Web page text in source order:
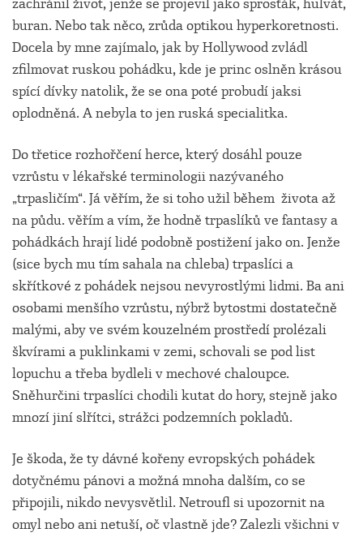
zachránil život, jenže se projevil jako sprosťák, hulvát,
buran. Nebo tak něco, zrůda optikou hyperkoretnosti.
Docela by mne zajímalo, jak by Hollywood zvládl
zfilmovat ruskou pohádku, kde je princ oslněn krásou
spící dívky natolik, že se ona poté probudí jaksi
oplodněná. A nebyla to jen ruská specialitka.
Do třetice rozhořčení herce, který dosáhl pouze
vzrůstu v lékařské terminologii nazývaného
„trpasličím“. Já věřím, že si toho užil během života až
na půdu. věřím a vím, že hodně trpaslíků ve fantasy a
pohádkách hrají lidé podobně postižení jako on. Jenže
(sice bych mu tím sahala na chleba) trpaslíci a
skřítkové z pohádek nejsou nevyrostlými lidmi. Ba ani
osobami menšího vzrůstu, nýbrž bytostmi dostatečně
malými, aby ve svém kouzelném prostředí prolézali
škvírami a puklinkami v zemi, schovali se pod list
lopuchu a třeba bydleli v mechové chaloupce.
Sněhurčini trpaslíci chodili kutat do hory, stejně jako
mnozí jiní slřítci, strážci podzemních pokladů.
Je škoda, že ty dávné kořeny evropských pohádek
dotyčnému pánovi a možná mnoha dalším, co se
připojili, nikdo nevysvětlil. Netroufl si upozornit na
omyl nebo ani netuší, oč vlastně jde? Zalezli všichni v